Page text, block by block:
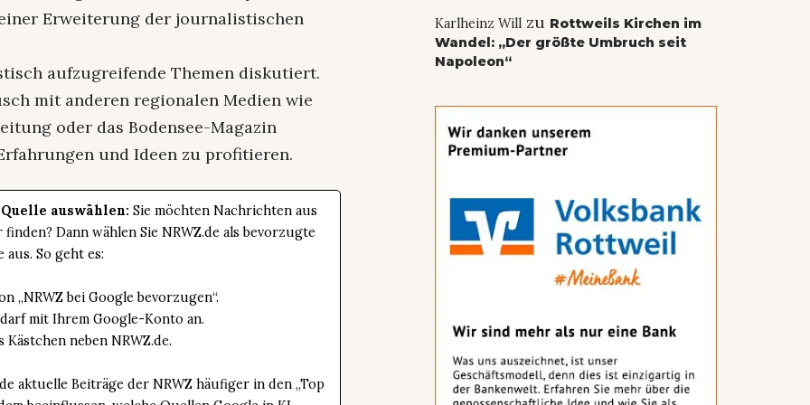
Erweiterung der journalistischen
aufzugreifende Themen diskutiert.
mit anderen regionalen Medien wie
oder das Bodensee-Magazin
und Ideen zu profitieren.
auswählen: Sie möchten Nachrichten aus
Dann wählen Sie NRWZ.de als bevorzugte
aus. So geht es:
„NRWZ bei Google bevorzugen“.
mit Ihrem Google-Konto an.
Kästchen neben NRWZ.de.
aktuelle Beiträge der NRWZ häufiger in den „Top
Karlheinz Willzu Rottweils Kirchen im
Wandel: „Der größte Umbruch seit
Napoleon“